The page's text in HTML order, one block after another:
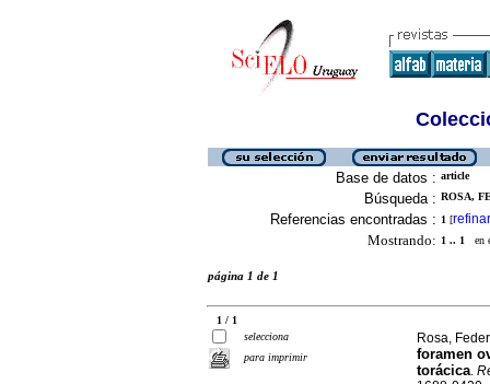
Base de datos : article
Búsqueda : ROSA,
Referencias encontradas : 1 [refinar
Mostrando: 1 .. 1 en
página 1 de 1
1 / 1
selecciona
para imprimir
Rosa,
foramen
torácica.